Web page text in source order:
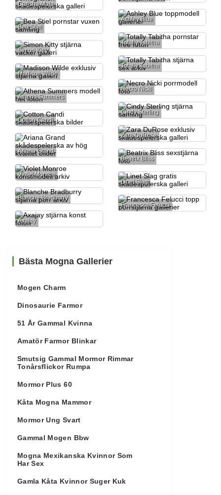
Carisha Maja
Ashley Blue
Bea Stiel
Totally Tabitha
Simon Kitty
Totally Tabitha
Madison Wilde
Necro Nicki
Athena Summers
Cindy Sterling
Cotton Candi
Zara DuRose
Ariana Grand
Beatrix Bliss
Violet Monroe
Linet Slag
Blanche Bradburry
Francesca Felucci
Axajay
Bästa Mogna Gallerier
Mogen Charm
Dinosaurie Farmor
51 År Gammal Kvinna
Amatör Farmor Blinkar
Smutsig Gammal Mormor Rimmar
Tonårsflickor Rumpa
Mormor Plus 60
Kåta Mogna Mammor
Mormor Ung Svart
Gammal Mogen Bbw
Mogna Mexikanska Kvinnor Som
Har Sex
Gamla Kåta Kvinnor Suger Kuk